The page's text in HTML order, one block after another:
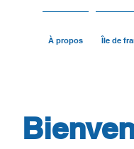
À propos Île de